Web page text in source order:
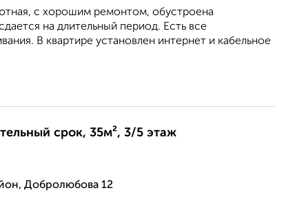
с хорошим ремонтом, обустроена
на длительный период. Есть все
В квартире установлен интернет и кабельное
срок, 35м², 3/5 этаж
Добролюбова 12